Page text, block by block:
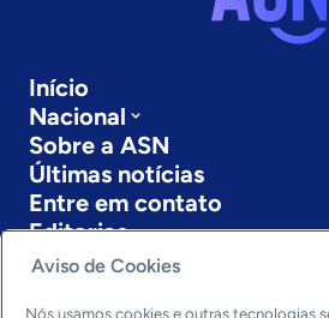
Início
Nacional
Sobre a ASN
Últimas notícias
Entre em contato
Editorias
Economia & Política
Inovação & Tecnologia
Aviso de Cookies
Nós usamos cookies e outras tecnologias